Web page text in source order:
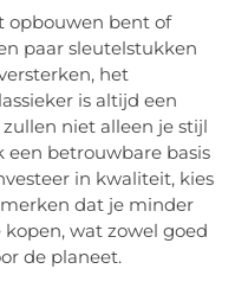
opbouwen bent of
paar sleutelstukken
het
is altijd een
niet alleen je stijl
een betrouwbare basis
in kwaliteit, kies
dat je minder
wat zowel goed
de planeet.